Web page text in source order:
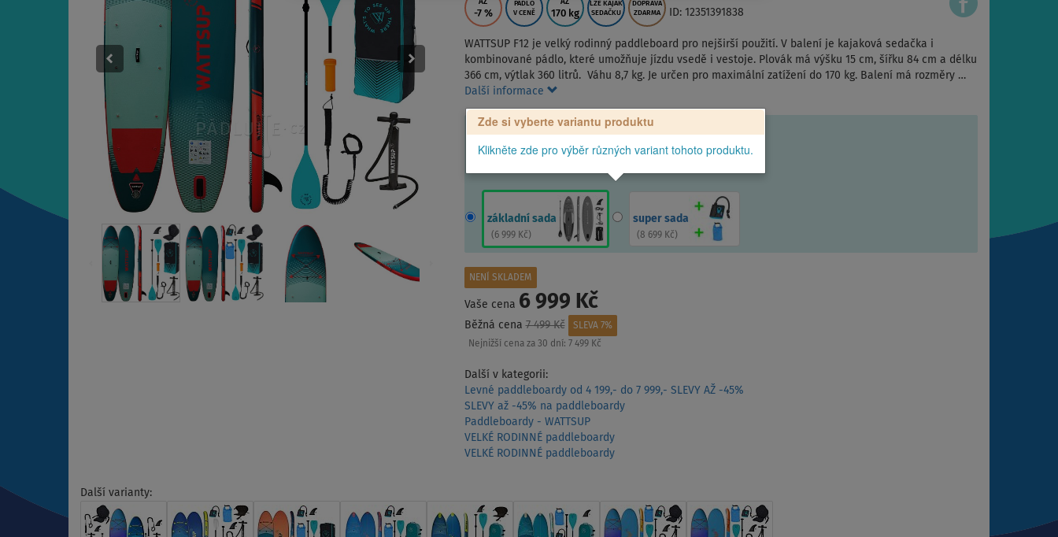
AŽ
-7 %
PÁDLO
V CENĚ
AŽ
170 kg
LZE KAJAK
SEDAČKU
DOPRAVA
ZDARMA
ID: 12351391838
WATTSUP F12 je velký rodinný paddleboard pro nejširší použití. V balení je kajaková sedačka i
kombinované pádlo, které umožňuje jízdu vsedě i vestoje. Plovák má výšku 15 cm, šířku 84 cm a délku
366 cm, výtlak 360 litrů. Váhu 8,7 kg. Je určen pro maximální zatížení do 170 kg. Balení má rozměry …
Další informace
Zde si vyberte variantu produktu
Klikněte zde pro výběr různých variant tohoto produktu.
základní sada
( 6 999 Kč)
super sada
(8 699 Kč)
NENÍ SKLADEM
Vaše cena 6 999 Kč
Běžná cena7 499 Kč
SLEVA 7%
Nejnižší cena za 30 dní: 7 499 Kč
Další v kategorii:
Levné paddleboardy od 4 199,- do 7 999,- SLEVY AŽ -45%
SLEVY až -45% na paddleboardy
Paddleboardy - WATTSUP
VELKÉ RODINNÉ paddleboardy
VELKÉ RODINNÉ paddleboardy
Další varianty: